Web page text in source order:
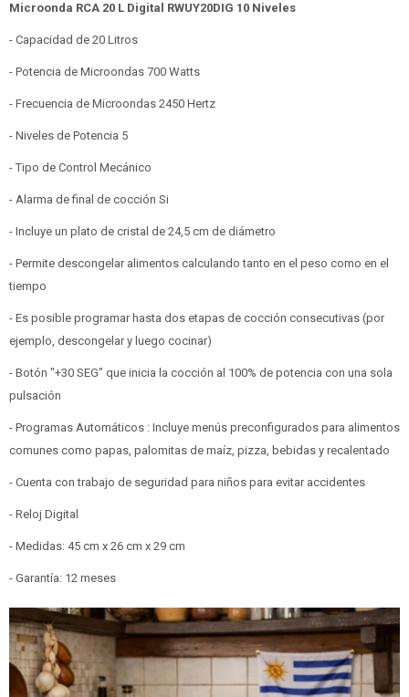
Microonda RCA 20 L Digital RWUY20DIG 10 Niveles
- Capacidad de 20 Litros
- Potencia de Microondas 700 Watts
- Frecuencia de Microondas 2450 Hertz
- Niveles de Potencia 5
- Tipo de Control Mecánico
- Alarma de final de cocción Si
- Incluye un plato de cristal de 24,5 cm de diámetro
- Permite descongelar alimentos calculando tanto en el peso como en el
tiempo
- Es posible programar hasta dos etapas de cocción consecutivas (por
ejemplo, descongelar y luego cocinar)
- Botón "+30 SEG" que inicia la cocción al 100% de potencia con una sola
pulsación
- Programas Automáticos : Incluye menús preconfigurados para alimentos
comunes como papas, palomitas de maíz, pizza, bebidas y recalentado
- Cuenta con trabajo de seguridad para niños para evitar accidentes
- Reloj Digital
- Medidas: 45 cm x 26 cm x 29 cm
- Garantía: 12 meses